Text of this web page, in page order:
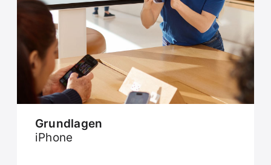
Grundlagen
iPhone